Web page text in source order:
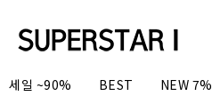
세일 ~90% BEST NEW 7%